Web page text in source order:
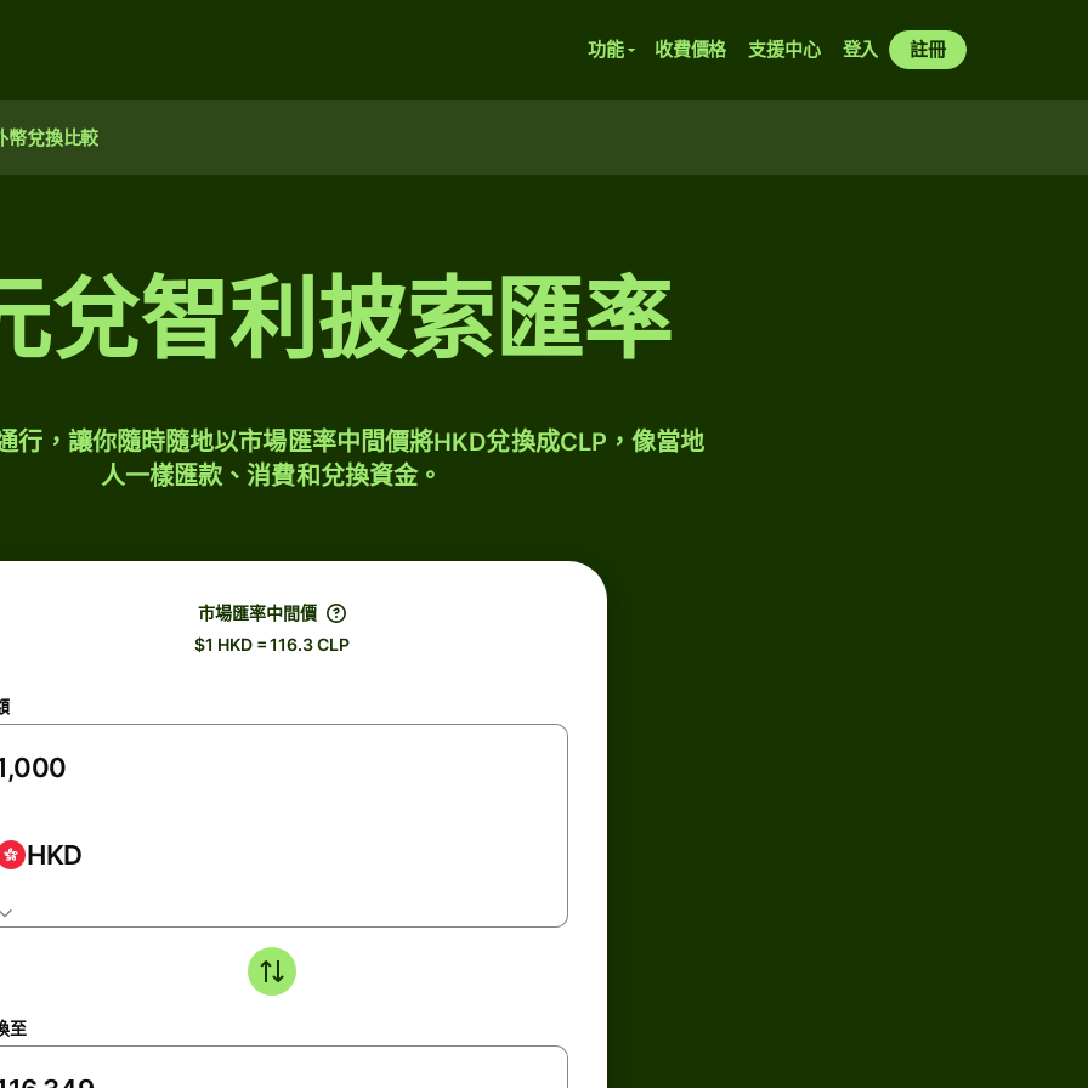
功能 收費價格 支援中心 登入 註冊
幣兌換比較
兌智利披索匯率
行，讓你隨時隨地以市場匯率中間價將HKD兌換成CLP，像當地
人一樣匯款、消費和兌換資金。
市場匯率中間價
$1 HKD = 116.3 CLP
HKD
至